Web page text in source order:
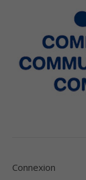
Connexion